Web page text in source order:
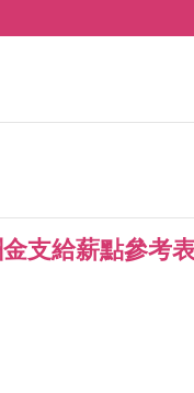
支給薪點參考